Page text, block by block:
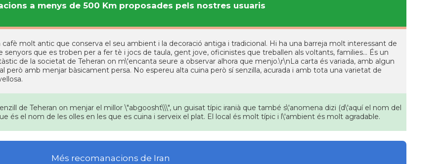
a menys de 500 Km proposades pels nostres usuaris
cafè molt antic que conserva el seu ambient i la decoració antiga i tradicional. Hi ha una barreja molt interessant de
senyors que es troben per a fer tè i jocs de taula, gent jove, oficinistes que treballen als voltants, families... És un
de la societat de Teheran on m\'encanta seure a observar alhora que menjo.\r\nLa carta és variada, amb algun
però amb menjar bàsicament persa. No espereu alta cuina però sí senzilla, acurada i amb tota una varietat de
de Teheran on menjar el millor \"abgoosht\\\", un guisat típic iranià que també s\'anomena dizi (d\'aquí el nom del
és el nom de les olles en les que es cuina i serveix el plat. El local és molt típic i l\'ambient és molt agradable.
Més recomanacions de Iran